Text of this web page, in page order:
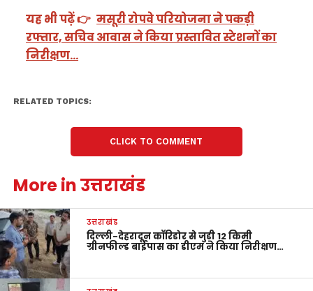
यह भी पढ़ें 👉 मसूरी रोपवे परियोजना ने पकड़ी
रफ्तार, सचिव आवास ने किया प्रस्तावित स्टेशनों का
निरीक्षण…
RELATED TOPICS:
CLICK TO COMMENT
More in उत्तराखंड
उत्तराखंड
दिल्ली-देहरादून कॉरिडोर से जुड़ी 12 किमी
ग्रीनफील्ड बाईपास का डीएम ने किया निरीक्षण…